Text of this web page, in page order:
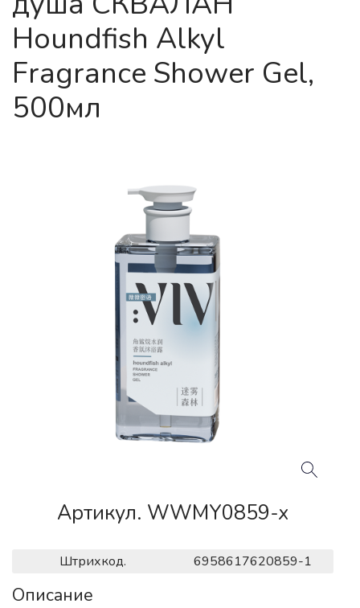
Houndfish Alkyl
Fragrance Shower Gel,
500мл
Артикул. WWMY0859-x
Штрихкод. 6958617620859-1
Описание